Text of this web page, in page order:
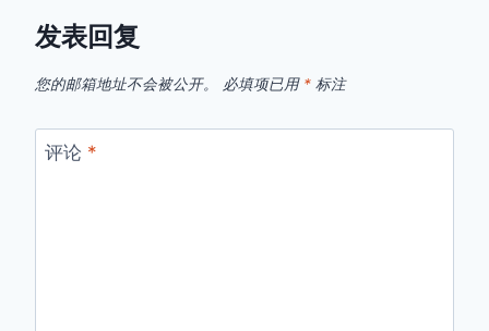
发表回复
您的邮箱地址不会被公开。 必填项已用 * 标注
评论 *